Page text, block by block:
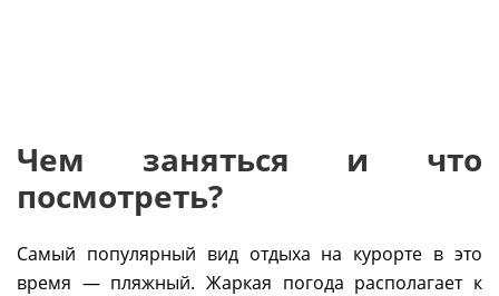
Чем заняться и что
посмотреть?
Самый популярный вид отдыха на курорте в это
время — пляжный. Жаркая погода располагает к